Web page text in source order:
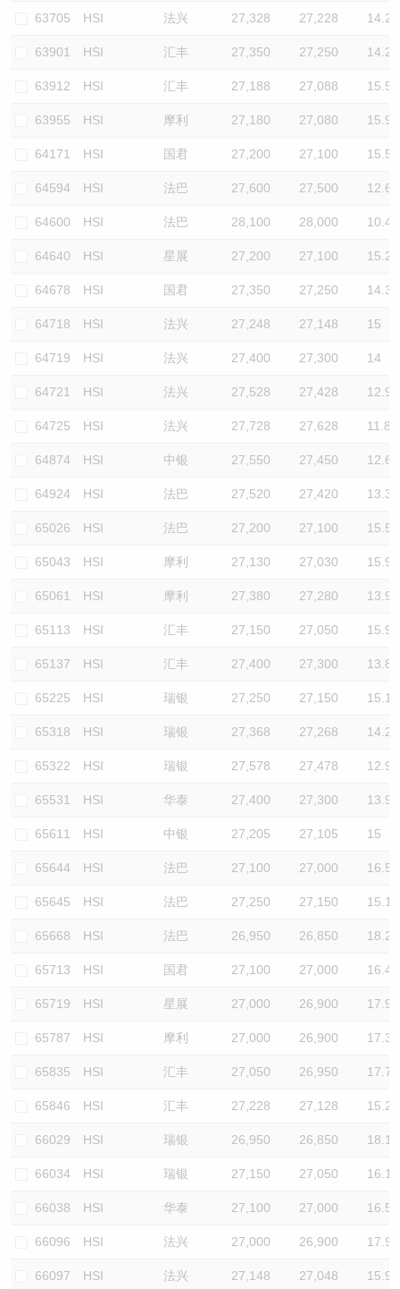
63705 HSI 法兴 27,328 27,228 14.2
63901 HSI 汇丰 27,350 27,250 14.2
63912 HSI 汇丰 27,188 27,088 15.5
63955 HSI 摩利 27,180 27,080 15.9
64171 HSI 国君 27,200 27,100 15.5
64594 HSI 法巴 27,600 27,500 12.6
64600 HSI 法巴 28,100 28,000 10.4
64640 HSI 星展 27,200 27,100 15.2
64678 HSI 国君 27,350 27,250 14.3
64718 HSI 法兴 27,248 27,148 15
64719 HSI 法兴 27,400 27,300 14
64721 HSI 法兴 27,528 27,428 12.9
64725 HSI 法兴 27,728 27,628 11.8
64874 HSI 中银 27,550 27,450 12.6
64924 HSI 法巴 27,520 27,420 13.3
65026 HSI 法巴 27,200 27,100 15.5
65043 HSI 摩利 27,130 27,030 15.9
65061 HSI 摩利 27,380 27,280 13.9
65113 HSI 汇丰 27,150 27,050 15.9
65137 HSI 汇丰 27,400 27,300 13.8
65225 HSI 瑞银 27,250 27,150 15.1
65318 HSI 瑞银 27,368 27,268 14.2
65322 HSI 瑞银 27,578 27,478 12.9
65531 HSI 华泰 27,400 27,300 13.9
65611 HSI 中银 27,205 27,105 15
65644 HSI 法巴 27,100 27,000 16.5
65645 HSI 法巴 27,250 27,150 15.1
65668 HSI 法巴 26,950 26,850 18.2
65713 HSI 国君 27,100 27,000 16.4
65719 HSI 星展 27,000 26,900 17.9
65787 HSI 摩利 27,000 26,900 17.3
65835 HSI 汇丰 27,050 26,950 17.7
65846 HSI 汇丰 27,228 27,128 15.2
66029 HSI 瑞银 26,950 26,850 18.1
66034 HSI 瑞银 27,150 27,050 16.1
66038 HSI 华泰 27,100 27,000 16.5
66096 HSI 法兴 27,000 26,900 17.9
66097 HSI 法兴 27,148 27,048 15.9